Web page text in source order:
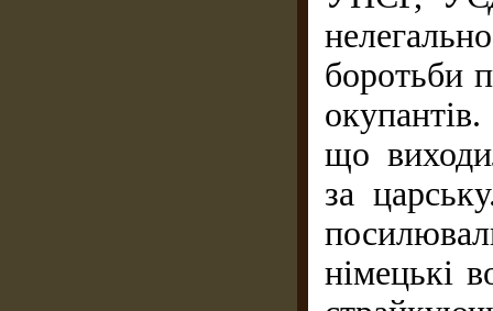
боротьби
що
за
німецькі